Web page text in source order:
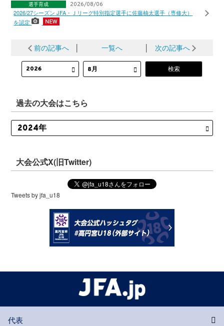
選手育成 2026/08/06
2026/27シーズン JFA・Ｊリーグ特別指定選手に佐藤柚太選手（専修大）
を認定
前の記事へ 一覧へ 次の記事へ
過去の大会はこちら
大会公式X(旧Twitter)
Tweets by jfa_u18
代表